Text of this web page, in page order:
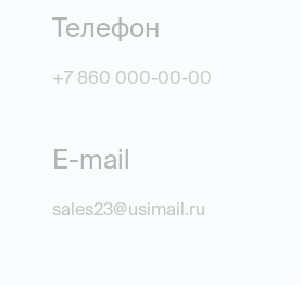
Телефон
+7 860 000-00-00
E-mail
sales23@usimail.ru